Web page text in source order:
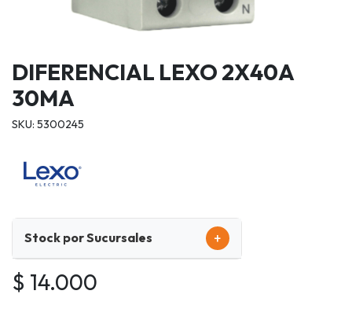
DIFERENCIAL LEXO 2X40A
30MA
SKU: 5300245
Stock por Sucursales +
$ 14.000